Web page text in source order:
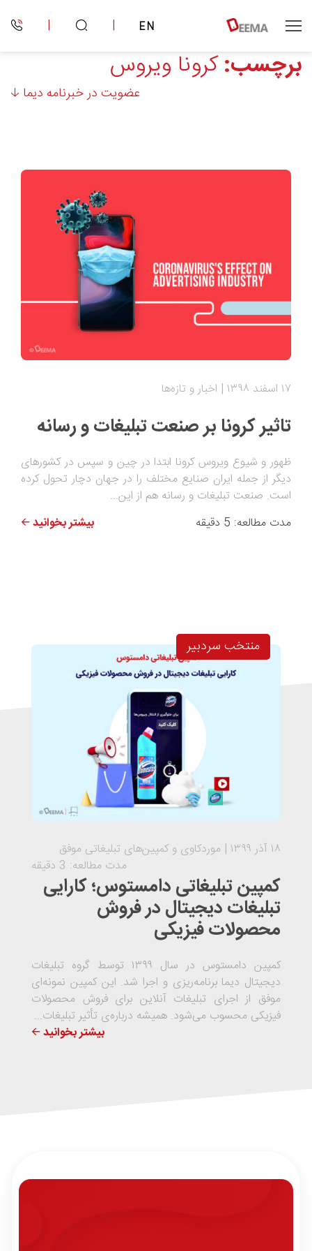
EN
|
|
برچسب:کرونا ویروس
عضویت در خبرنامه دیما 🡣
۱۷ اسفند ۱۳۹۸ اخبار و تازه‌ها
تاثیر کرونا بر صنعت تبلیغات و رسانه
ظهور و شیوع ویروس کرونا ابتدا در چین و سپس در کشورهای
دیگر از جمله ایران صنایع مختلف را در جهان دچار تحول کرده
است. صنعت تبلیغات و رسانه هم از این...
مدت مطالعه: 5 دقیقه
بیشتر بخوانید 🡨
منتخب سردبیر
۱۸ آذر ۱۳۹۹
موردکاوی و کمپین‌های تبلیغاتی موفق
مدت مطالعه: 3 دقیقه
کمپین تبلیغاتی دامستوس؛ کارایی
تبلیغات دیجیتال در فروش
محصولات فیزیکی
کمپین دامستوس در سال ۱۳۹۹ توسط گروه تبلیغات
دیجیتال دیما برنامه‌ریزی و اجرا شد. این کمپین نمونه‌ای
موفق از اجرای تبلیغات آنلاین برای فروش محصولات
فیزیکی محسوب می‌شود. همیشه درباره‌ی تأثیر تبلیغات...
بیشتر بخوانید 🡨